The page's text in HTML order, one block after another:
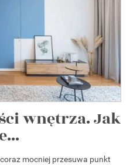
wnętrza. Jak
mocniej przesuwa punkt